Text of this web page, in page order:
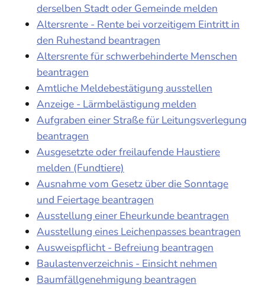
derselben Stadt oder Gemeinde melden
Altersrente - Rente bei vorzeitigem Eintritt in
den Ruhestand beantragen
Altersrente für schwerbehinderte Menschen
beantragen
Amtliche Meldebestätigung ausstellen
Anzeige - Lärmbelästigung melden
Aufgraben einer Straße für Leitungsverlegung
beantragen
Ausgesetzte oder freilaufende Haustiere
melden (Fundtiere)
Ausnahme vom Gesetz über die Sonntage
und Feiertage beantragen
Ausstellung einer Eheurkunde beantragen
Ausstellung eines Leichenpasses beantragen
Ausweispflicht - Befreiung beantragen
Baulastenverzeichnis - Einsicht nehmen
Baumfällgenehmigung beantragen